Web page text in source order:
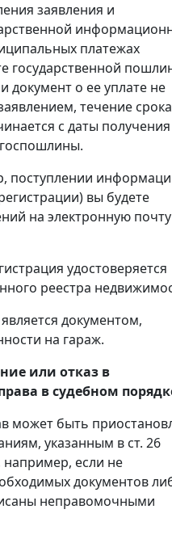
заявления и
платежах
государственной
документ о ее уплате не
течение срока
с даты получения
поступлении
вы будете
на электронную
удостоверяется
реестра
документом,
на гараж.
или отказ в
в судебном
может быть
указанным в ст. 26
если не
документов
неправомочными